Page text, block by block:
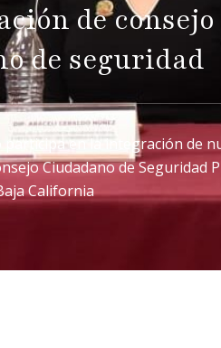
de consejo
de seguridad
en la integración de
Ciudadano de Seguridad
California